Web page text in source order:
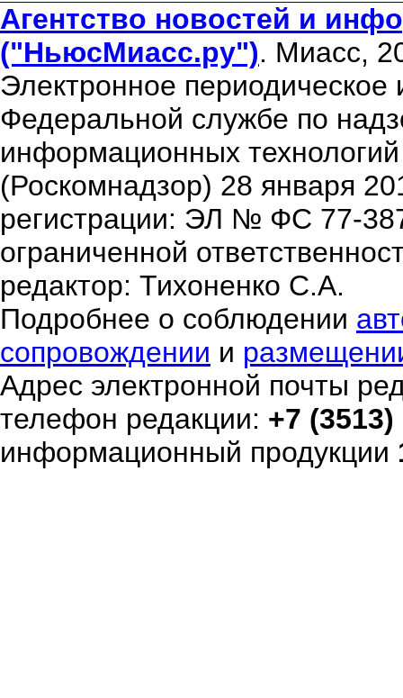
Агентство новостей и
("НьюсМиасс.ру"). Миасс,
Электронное периодическое
Федеральной службе по
информационных
(Роскомнадзор) 28 января
регистрации: ЭЛ № ФС 77-
ограниченной
редактор: Тихоненко С.А.
Подробнее о соблюдении
сопровождении и
Адрес электронной почты
телефон редакции: +7
информационный продукции